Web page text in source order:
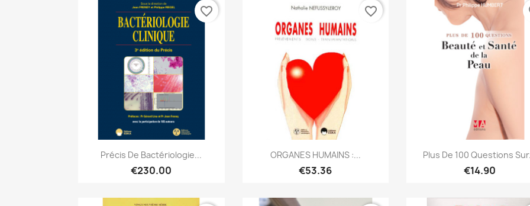
Quick view
Précis De Bactériologie...
€230.00
favorite_border
Quick view
ORGANES HUMAINS :...
€53.36
favorite_border
Quick view
Plus De 100 Questions
€14.90